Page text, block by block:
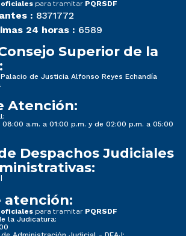
oficiales para tramitar PQRSDF
: 8371772
24 horas : 6589
Superior de la
de Justicia Alfonso Reyes Echandía
Atención:
a.m. a 01:00 p.m. y de 02:00 p.m. a 05:00
Despachos Judiciales
atención:
oficiales para tramitar PQRSDF
la Judicatura: